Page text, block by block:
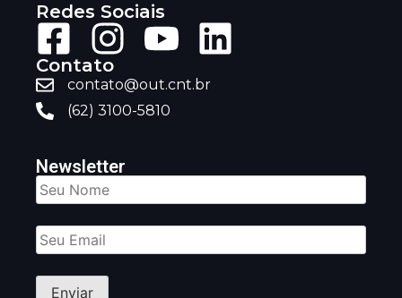
Redes Sociais
Contato
contato@out.cnt.br
(62) 3100-5810
Newsletter